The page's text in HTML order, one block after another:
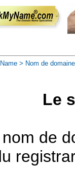
> Nom de
Le
de